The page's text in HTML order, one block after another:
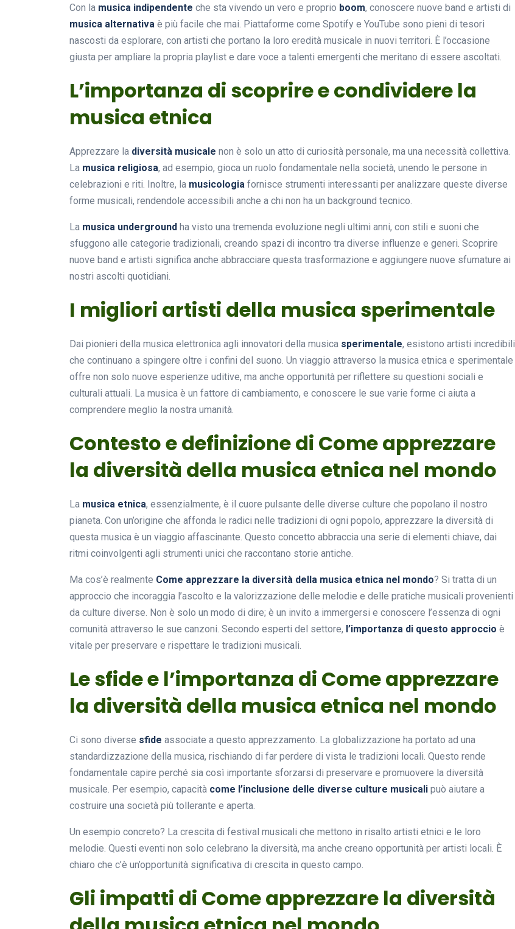
Con la musica indipendente che sta vivendo un vero e proprio boom, conoscere nuove band e artisti di
musica alternativa è più facile che mai. Piattaforme come Spotify e YouTube sono pieni di tesori
nascosti da esplorare, con artisti che portano la loro eredità musicale in nuovi territori. È l’occasione
giusta per ampliare la propria playlist e dare voce a talenti emergenti che meritano di essere ascoltati.
L’importanza di scoprire e condividere la
musica etnica
Apprezzare la diversità musicale non è solo un atto di curiosità personale, ma una necessità collettiva.
La musica religiosa, ad esempio, gioca un ruolo fondamentale nella società, unendo le persone in
celebrazioni e riti. Inoltre, la musicologia fornisce strumenti interessanti per analizzare queste diverse
forme musicali, rendendole accessibili anche a chi non ha un background tecnico.
La musica underground ha visto una tremenda evoluzione negli ultimi anni, con stili e suoni che
sfuggono alle categorie tradizionali, creando spazi di incontro tra diverse influenze e generi. Scoprire
nuove band e artisti significa anche abbracciare questa trasformazione e aggiungere nuove sfumature ai
nostri ascolti quotidiani.
I migliori artisti della musica sperimentale
Dai pionieri della musica elettronica agli innovatori della musica sperimentale, esistono artisti incredibili
che continuano a spingere oltre i confini del suono. Un viaggio attraverso la musica etnica e sperimentale
offre non solo nuove esperienze uditive, ma anche opportunità per riflettere su questioni sociali e
culturali attuali. La musica è un fattore di cambiamento, e conoscere le sue varie forme ci aiuta a
comprendere meglio la nostra umanità.
Contesto e definizione di Come apprezzare
la diversità della musica etnica nel mondo
La musica etnica, essenzialmente, è il cuore pulsante delle diverse culture che popolano il nostro
pianeta. Con un’origine che affonda le radici nelle tradizioni di ogni popolo, apprezzare la diversità di
questa musica è un viaggio affascinante. Questo concetto abbraccia una serie di elementi chiave, dai
ritmi coinvolgenti agli strumenti unici che raccontano storie antiche.
Ma cos’è realmente Come apprezzare la diversità della musica etnica nel mondo? Si tratta di un
approccio che incoraggia l’ascolto e la valorizzazione delle melodie e delle pratiche musicali provenienti
da culture diverse. Non è solo un modo di dire; è un invito a immergersi e conoscere l’essenza di ogni
comunità attraverso le sue canzoni. Secondo esperti del settore, l’importanza di questo approccio è
vitale per preservare e rispettare le tradizioni musicali.
Le sfide e l’importanza di Come apprezzare
la diversità della musica etnica nel mondo
Ci sono diverse sfide associate a questo apprezzamento. La globalizzazione ha portato ad una
standardizzazione della musica, rischiando di far perdere di vista le tradizioni locali. Questo rende
fondamentale capire perché sia così importante sforzarsi di preservare e promuovere la diversità
musicale. Per esempio, capacità come l’inclusione delle diverse culture musicali può aiutare a
costruire una società più tollerante e aperta.
Un esempio concreto? La crescita di festival musicali che mettono in risalto artisti etnici e le loro
melodie. Questi eventi non solo celebrano la diversità, ma anche creano opportunità per artisti locali. È
chiaro che c’è un’opportunità significativa di crescita in questo campo.
Gli impatti di Come apprezzare la diversità